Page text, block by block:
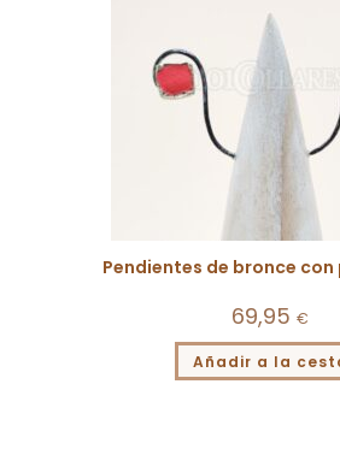
Pendientes de bronce
69,95 €
Añadir a la